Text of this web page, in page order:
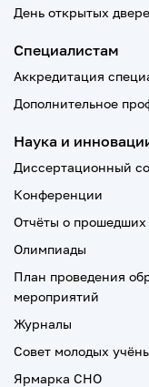
День открытых
Специалистам
Аккредитация
Дополнительное
Наука и
Диссертационный
Конференции
Отчёты о
Олимпиады
План проведения
мероприятий
Журналы
Совет молодых
Ярмарка СНО